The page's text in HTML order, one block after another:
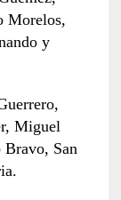
Morelos,
y
Miguel
San